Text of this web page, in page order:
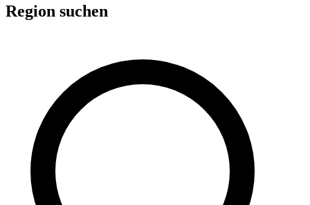
Region suchen